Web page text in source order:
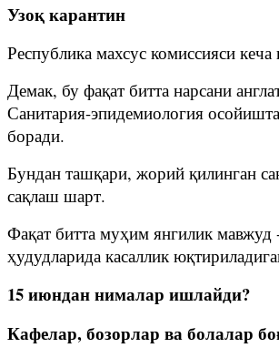
Узоқ карантин
Республика махсус комиссияси
Демак, бу фақат битта нарсани
Санитария-эпидемиология
боради.
Бундан ташқари, жорий қилинган
сақлаш шарт.
Фақат битта муҳим янгилик мавжуд
ҳудудларида касаллик
15 июндан нималар ишлайди?
Кафелар, бозорлар ва болалар